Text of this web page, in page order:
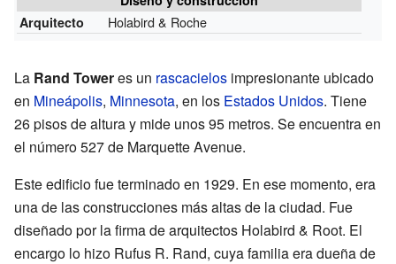
Arquitecto
Holabird & Roche
La Rand Toweres un rascacielos impresionante ubicado
en Mineápolis, Minnesota, en los Estados Unidos. Tiene
26 pisos de altura y mide unos 95 metros. Se encuentra en
el número 527 de Marquette Avenue.
Este edificio fue terminado en 1929. En ese momento, era
una de las construcciones más altas de la ciudad. Fue
diseñado por la firma de arquitectos Holabird & Root. El
encargo lo hizo Rufus R. Rand, cuya familia era dueña de